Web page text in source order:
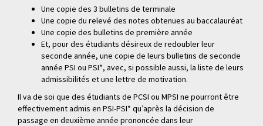
Une copie des 3 bulletins de terminale
Une copie du relevé des notes obtenues au baccalauréat
Une copie des bulletins de première année
Et, pour des étudiants désireux de redoubler leur
seconde année, une copie de leurs bulletins de seconde
année PSI ou PSI*, avec, si possible aussi, la liste de leurs
admissibilités et une lettre de motivation.
Il va de soi que des étudiants de PCSI ou MPSI ne pourront être
effectivement admis en PSI-PSI* qu’après la décision de
passage en deuxième année prononcée dans leur